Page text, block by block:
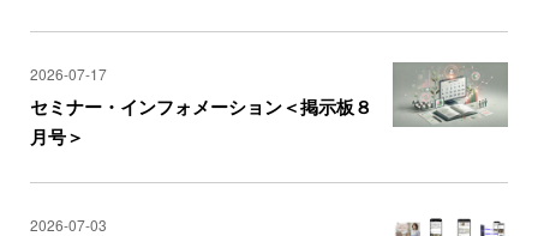
2026-07-17
セミナー・インフォメーション＜掲示板８
月号＞
2026-07-03